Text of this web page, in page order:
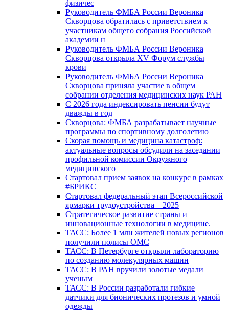
физичес
Руководитель ФМБА России Вероника
Скворцова обратилась с приветствием к
участникам общего собрания Российской
академии н
Руководитель ФМБА России Вероника
Скворцова открыла XV Форум службы
крови
Руководитель ФМБА России Вероника
Скворцова приняла участие в общем
собрании отделения медицинских наук РАН
С 2026 года индексировать пенсии будут
дважды в год
Скворцова: ФМБА разрабатывает научные
программы по спортивному долголетию
Скорая помощь и медицина катастроф:
актуальные вопросы обсудили на заседании
профильной комиссии Окружного
медицинского
Стартовал прием заявок на конкурс в рамках
#БРИКС
Стартовал федеральный этап Всероссийской
ярмарки трудоустройства – 2025
Стратегическое развитие страны и
инновационные технологии в медицине.
ТАСС: Более 1 млн жителей новых регионов
получили полисы ОМС
ТАСС: В Петербурге открыли лабораторию
по созданию молекулярных машин
ТАСС: В РАН вручили золотые медали
ученым
ТАСС: В России разработали гибкие
датчики для бионических протезов и умной
одежды